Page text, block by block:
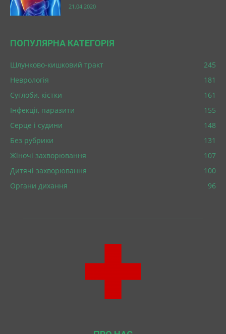
21.04.2020
ПОПУЛЯРНА КАТЕГОРІЯ
Шлунково-кишковий тракт
245
Неврологія
181
Суглоби, кістки
161
Інфекції, паразити
155
Серце і судини
148
Без рубрики
131
Жіночі захворювання
107
Дитячі захворювання
100
Органи дихання
96